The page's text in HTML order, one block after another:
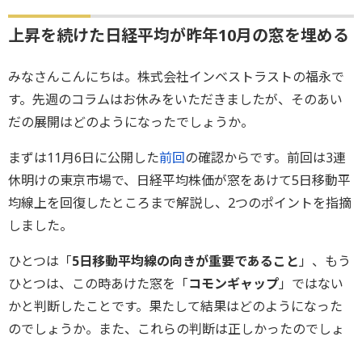
上昇を続けた日経平均が昨年10月の窓を埋める
みなさんこんにちは。株式会社インベストラストの福永で
す。先週のコラムはお休みをいただきましたが、そのあい
だの展開はどのようになったでしょうか。
まずは11月6日に公開した前回の確認からです。前回は3連
休明けの東京市場で、日経平均株価が窓をあけて5日移動平
均線上を回復したところまで解説し、2つのポイントを指摘
しました。
ひとつは「5日移動平均線の向きが重要であること 」、もう
ひとつは、この時あけた窓を「コモンギャップ」ではない
かと判断したことです。果たして結果はどのようになった
のでしょうか。また、これらの判断は正しかったのでしょ